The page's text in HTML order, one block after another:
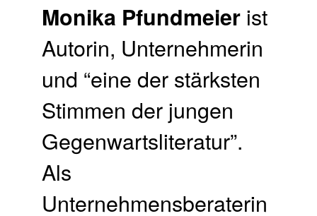
Monika Pfundmeier ist
Autorin, Unternehmerin
und “eine der stärksten
Stimmen der jungen
Gegenwartsliteratur”.
Als
Unternehmensberaterin